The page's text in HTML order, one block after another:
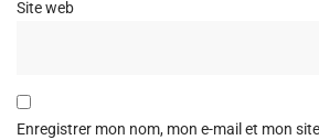
Site web
Enregistrer mon nom, mon e-mail et mon